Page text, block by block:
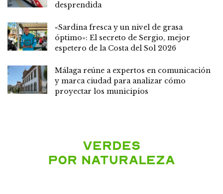
desprendida
«Sardina fresca y un nivel de grasa
óptimo»: El secreto de Sergio, mejor
espetero de la Costa del Sol 2026
Málaga reúne a expertos en comunicación
y marca ciudad para analizar cómo
proyectar los municipios